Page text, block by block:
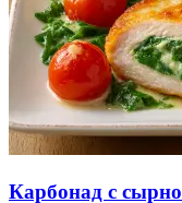
Карбонад с